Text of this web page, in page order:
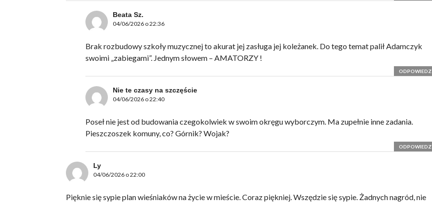
Beata Sz.
04/06/2026 o 22:36
Brak rozbudowy szkoły muzycznej to akurat jej zasługa jej koleżanek. Do tego temat palił Adamczyk
swoimi „zabiegami”. Jednym słowem – AMATORZY !
ODPOWIEDZ
Nie te czasy na szczęście
04/06/2026 o 22:40
Poseł nie jest od budowania czegokolwiek w swoim okręgu wyborczym. Ma zupełnie inne zadania.
Pieszczoszek komuny, co? Górnik? Wojak?
ODPOWIEDZ
Ly
04/06/2026 o 22:00
Pięknie się sypie plan wieśniaków na życie w mieście. Coraz piękniej. Wszędzie się sypie. Żadnych nagród, nie